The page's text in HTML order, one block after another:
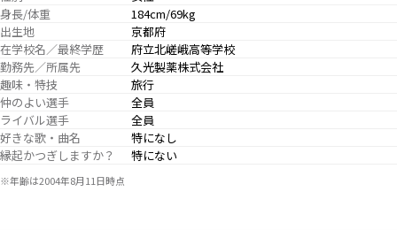
身長/体重
184cm/69kg
出生地
京都府
在学校名／最終学歴
府立北嵯峨高等学校
勤務先／所属先
久光製薬株式会社
趣味・特技
旅行
仲のよい選手
全員
ライバル選手
全員
好きな歌・曲名
特になし
縁起かつぎしますか？
特にない
※年齢は2004年8月11日時点